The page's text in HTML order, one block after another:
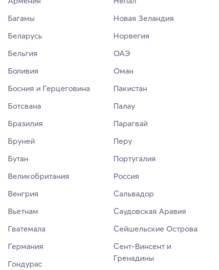
Багамы
Беларусь
Бельгия
Боливия
Босния и Герцеговина
Ботсвана
Бразилия
Бруней
Бутан
Великобритания
Венгрия
Вьетнам
Гватемала
Германия
Гондурас
Новая Зеландия
Норвегия
ОАЭ
Оман
Пакистан
Палау
Парагвай
Перу
Португалия
Россия
Сальвадор
Саудовская Аравия
Сейшельские Острова
Сент-Винсент и
Гренадины